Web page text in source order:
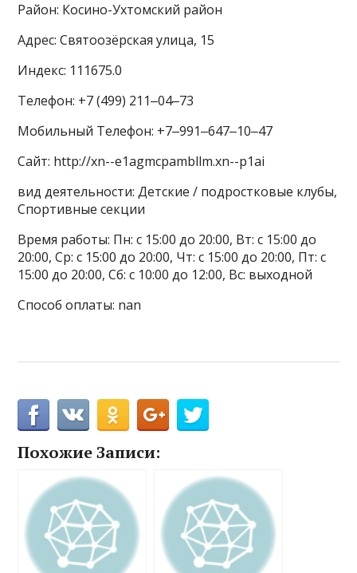
Район: Косино-Ухтомский район
Адрес: Святоозёрская улица, 15
Индекс: 111675.0
Телефон: +7 (499) 211‒04‒73
Мобильный Телефон: +7‒991‒647‒10‒47
Сайт: http://xn--e1agmcpambllm.xn--p1ai
вид деятельности: Детские / подростковые клубы,
Спортивные секции
Время работы: Пн: с 15:00 до 20:00, Вт: с 15:00 до
20:00, Ср: с 15:00 до 20:00, Чт: с 15:00 до 20:00, Пт: с
15:00 до 20:00, Сб: с 10:00 до 12:00, Вс: выходной
Способ оплаты: nan
Похожие Записи: